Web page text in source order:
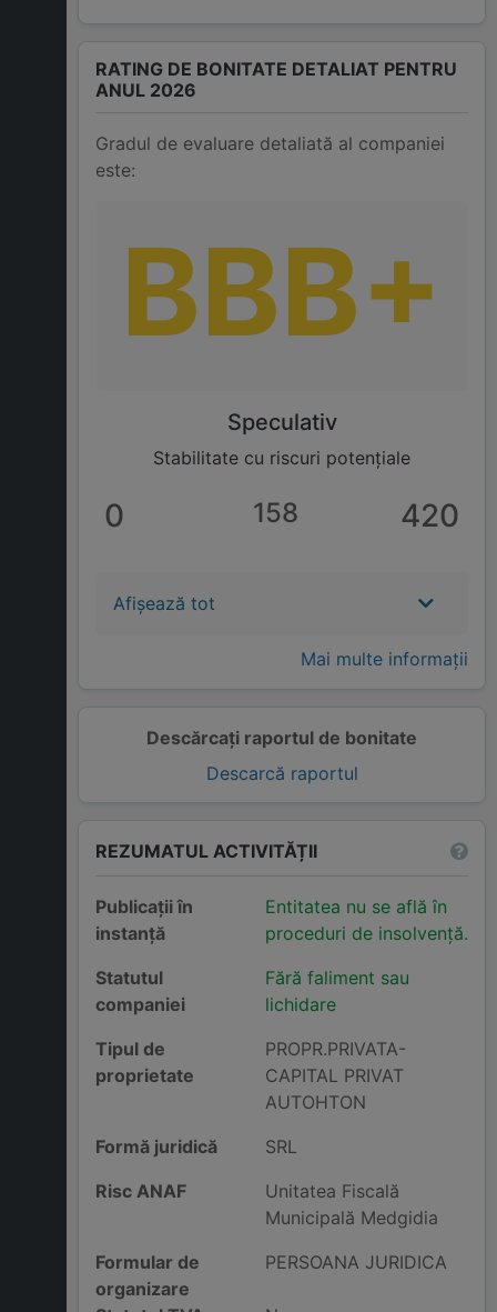
Descărcați raportul de bonitate
Descarcă raportul
RATING DE BONITATE DETALIAT PENTRU
ANUL 2026
Gradul de evaluare detaliată al companiei
este:
BBB+
Speculativ
Stabilitate cu riscuri potențiale
0 158 420
Afișează tot
Mai multe informații
REZUMATUL ACTIVITĂȚII
Publicații în
instanță
Entitatea nu se află în
proceduri de insolvență.
Statutul
companiei
Fără faliment sau
lichidare
Tipul de
proprietate
PROPR.PRIVATA-
CAPITAL PRIVAT
AUTOHTON
Formă juridică
SRL
Risc ANAF
Unitatea Fiscală
Municipală Medgidia
Formular de
organizare
PERSOANA JURIDICA